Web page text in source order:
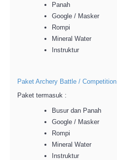
Panah
Google / Masker
Rompi
Mineral Water
Instruktur
Paket Archery Battle / Competition
Paket termasuk :
Busur dan Panah
Google / Masker
Rompi
Mineral Water
Instruktur